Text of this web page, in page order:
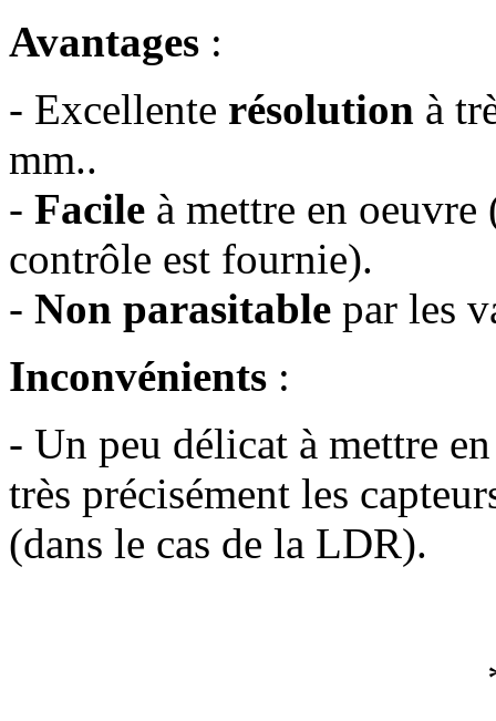
Avantages :
- Excellente résolution à
mm..
- Facile à mettre en
contrôle est fournie).
- Non parasitable par les
Inconvénients :
- Un peu délicat à mettre
très précisément les
(dans le cas de la LDR).